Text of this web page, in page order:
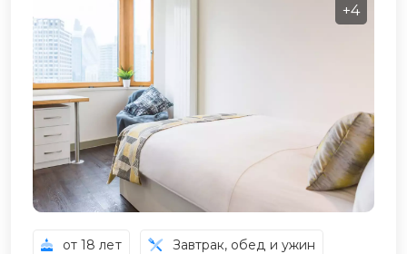
+4
от 18 лет Завтрак, обед и ужин